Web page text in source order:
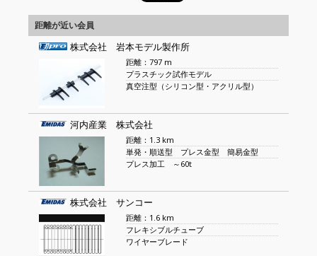
距離が近い会員
株式会社 岩本モデル製作所
距離：797 m
プラスチック試作モデル
真空注型（シリコン型・アクリル型）
河内産業 株式会社
距離：1.3 km
単発・順送型 プレス金型 簡易金型
プレス加工 ～60t
株式会社 サンコー
距離：1.6 km
フレキシブルチューブ
ワイヤーブレード